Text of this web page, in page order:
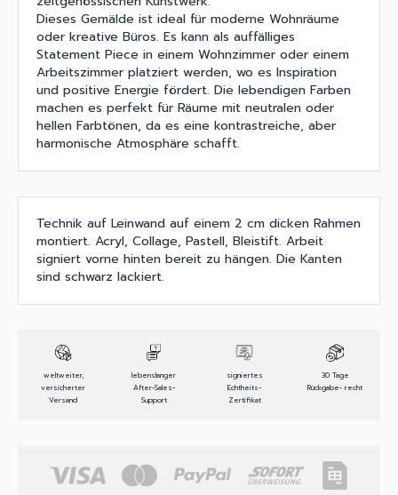
Dieses Gemälde ist ideal für moderne Wohnräume
oder kreative Büros. Es kann als auffälliges
Statement Piece in einem Wohnzimmer oder einem
Arbeitszimmer platziert werden, wo es Inspiration
und positive Energie fördert. Die lebendigen Farben
machen es perfekt für Räume mit neutralen oder
hellen Farbtönen, da es eine kontrastreiche, aber
harmonische Atmosphäre schafft.
Technik auf Leinwand auf einem 2 cm dicken Rahmen
montiert. Acryl, Collage, Pastell, Bleistift. Arbeit
signiert vorne hinten bereit zu hängen. Die Kanten
sind schwarz lackiert.
weltweiter,
versicherter
Versand
lebenslanger
After-Sales-
Support
signiertes
Echtheits-
Zertifikat
30 Tage
Rückgabe- recht